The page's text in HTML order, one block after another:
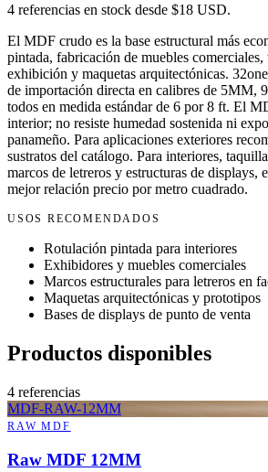
4 referencias en stock desde $18 USD.
El MDF crudo es la base estructural más
pintada, fabricación de muebles comerciales,
exhibición y maquetas arquitectónicas.
de importación directa en calibres de
todos en medida estándar de 6 por 8 ft. El
interior; no resiste humedad sostenida ni
panameño. Para aplicaciones exteriores
sustratos del catálogo. Para interiores,
marcos de letreros y estructuras de displays,
mejor relación precio por metro cuadrado.
USOS RECOMENDADOS
Rotulación pintada para interiores
Exhibidores y muebles comerciales
Marcos estructurales para letreros en
Maquetas arquitectónicas y prototipos
Bases de displays de punto de venta
Productos disponibles
4 referencias
MDF-RAW-12MM
RAW MDF
Raw MDF 12MM